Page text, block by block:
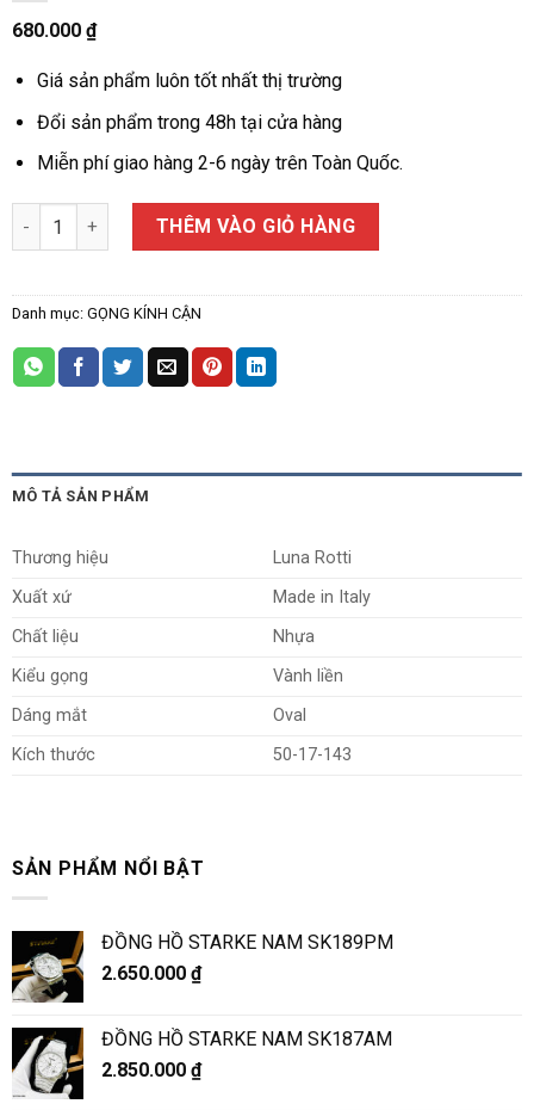
680.000 ₫
Giá sản phẩm luôn tốt nhất thị trường
Đổi sản phẩm trong 48h tại cửa hàng
Miễn phí giao hàng 2-6 ngày trên Toàn Quốc.
Gọng Kính Cận Luna Rotti P18957 số lượng
THÊM VÀO GIỎ HÀNG
Danh mục: GỌNG KÍNH CẬN
MÔ TẢ SẢN PHẨM
Thương hiệu
Luna Rotti
Xuất xứ
Made in Italy
Chất liệu
Nhựa
Kiểu gọng
Vành liền
Dáng mắt
Oval
Kích thước
50-17-143
SẢN PHẨM NỔI BẬT
ĐỒNG HỒ STARKE NAM SK189PM
2.650.000 ₫
ĐỒNG HỒ STARKE NAM SK187AM
2.850.000 ₫